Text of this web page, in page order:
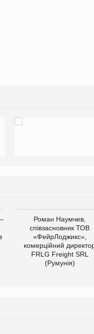
Роман Наумчев,
співзасновник ТОВ
«ФейрЛоджикс»,
комерційний
FRLG Freight SRL
(Румунія)